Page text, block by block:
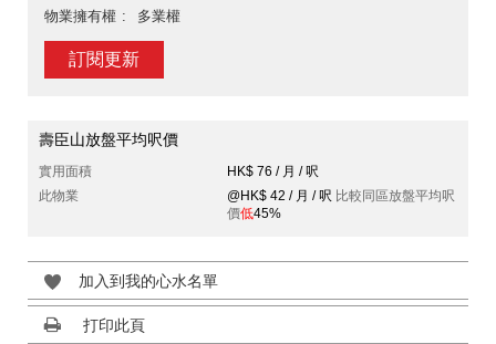
物業擁有權
多業權
訂閱更新
壽臣山放盤平均呎價
實用面積
HK$ 76 / 月 / 呎
此物業
@HK$ 42 / 月 / 呎 比較同區放盤平均呎
價低45%
加入到我的心水名單
打印此頁